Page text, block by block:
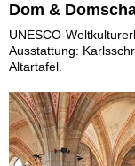
Dom &
UNESCO-
Ausstattung:
Altartafel.